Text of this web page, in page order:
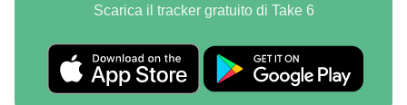
Scarica il tracker gratuito di Take 6